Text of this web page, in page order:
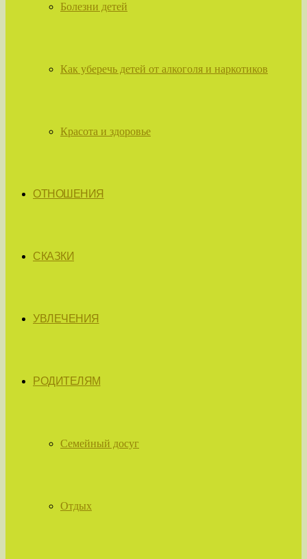
Болезни детей
Как уберечь детей от алкоголя и наркотиков
Красота и здоровье
ОТНОШЕНИЯ
СКАЗКИ
УВЛЕЧЕНИЯ
РОДИТЕЛЯМ
Семейный досуг
Отдых